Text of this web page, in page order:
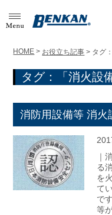
HOME > お役立ち記事 > タグ
タグ：「消火設
消防用設備等 消火
｜
る
を
て
で
等